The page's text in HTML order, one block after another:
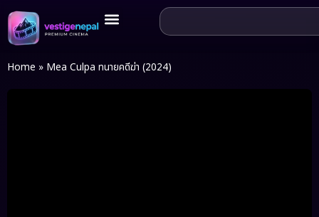
Home » Mea Culpa ทนายคดีฆ่า (2024)